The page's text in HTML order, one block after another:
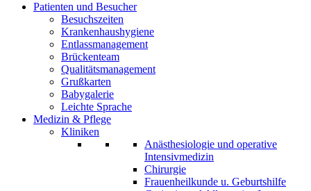
Patienten und Besucher
Besuchszeiten
Krankenhaushygiene
Entlassmanagement
Brückenteam
Qualitätsmanagement
Grußkarten
Babygalerie
Leichte Sprache
Medizin & Pflege
Kliniken
Anästhesiologie und operative
Intensivmedizin
Chirurgie
Frauenheilkunde u. Geburtshilfe